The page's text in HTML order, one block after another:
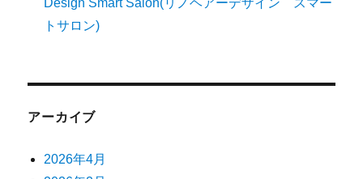
Design Smart Salon(リノヘアーデザイン スマー
トサロン)
アーカイブ
2026年4月